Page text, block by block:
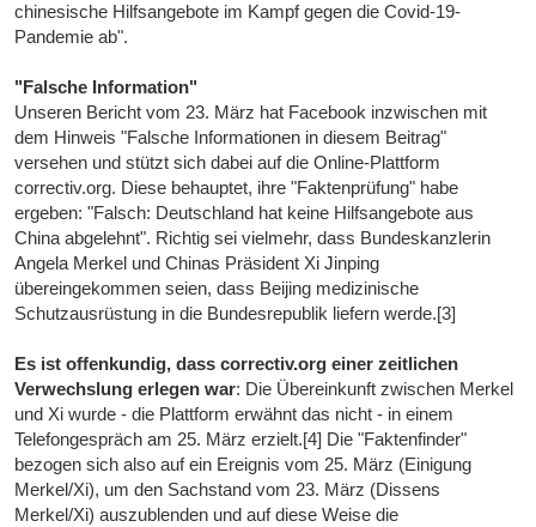
chinesische Hilfsangebote im Kampf gegen die Covid-19-
Pandemie ab".
"Falsche Information"
Unseren Bericht vom 23. März hat Facebook inzwischen mit
dem Hinweis "Falsche Informationen in diesem Beitrag"
versehen und stützt sich dabei auf die Online-Plattform
correctiv.org. Diese behauptet, ihre "Faktenprüfung" habe
ergeben: "Falsch: Deutschland hat keine Hilfsangebote aus
China abgelehnt". Richtig sei vielmehr, dass Bundeskanzlerin
Angela Merkel und Chinas Präsident Xi Jinping
übereingekommen seien, dass Beijing medizinische
Schutzausrüstung in die Bundesrepublik liefern werde.[3]
Es ist offenkundig, dass correctiv.org einer zeitlichen
Verwechslung erlegen war: Die Übereinkunft zwischen Merkel
und Xi wurde - die Plattform erwähnt das nicht - in einem
Telefongespräch am 25. März erzielt.[4] Die "Faktenfinder"
bezogen sich also auf ein Ereignis vom 25. März (Einigung
Merkel/Xi), um den Sachstand vom 23. März (Dissens
Merkel/Xi) auszublenden und auf diese Weise die